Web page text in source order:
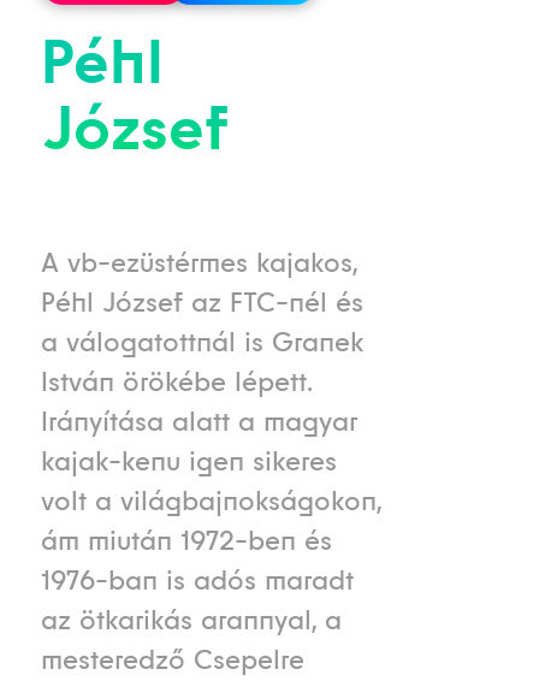
Péhl
József
A vb-ezüstérmes kajakos,
Péhl József az FTC-nél és
a válogatottnál is Granek
István örökébe lépett.
Irányítása alatt a magyar
kajak-kenu igen sikeres
volt a világbajnokságokon,
ám miután 1972-ben és
1976-ban is adós maradt
az ötkarikás arannyal, a
mesteredző Csepelre